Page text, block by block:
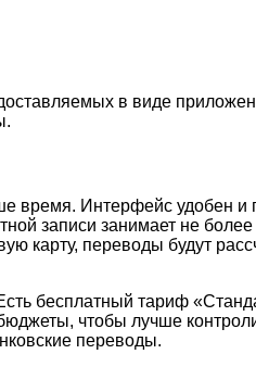
в виде
Интерфейс удобен и
записи занимает не
карту, переводы будут
бесплатный тариф
чтобы лучше
переводы.